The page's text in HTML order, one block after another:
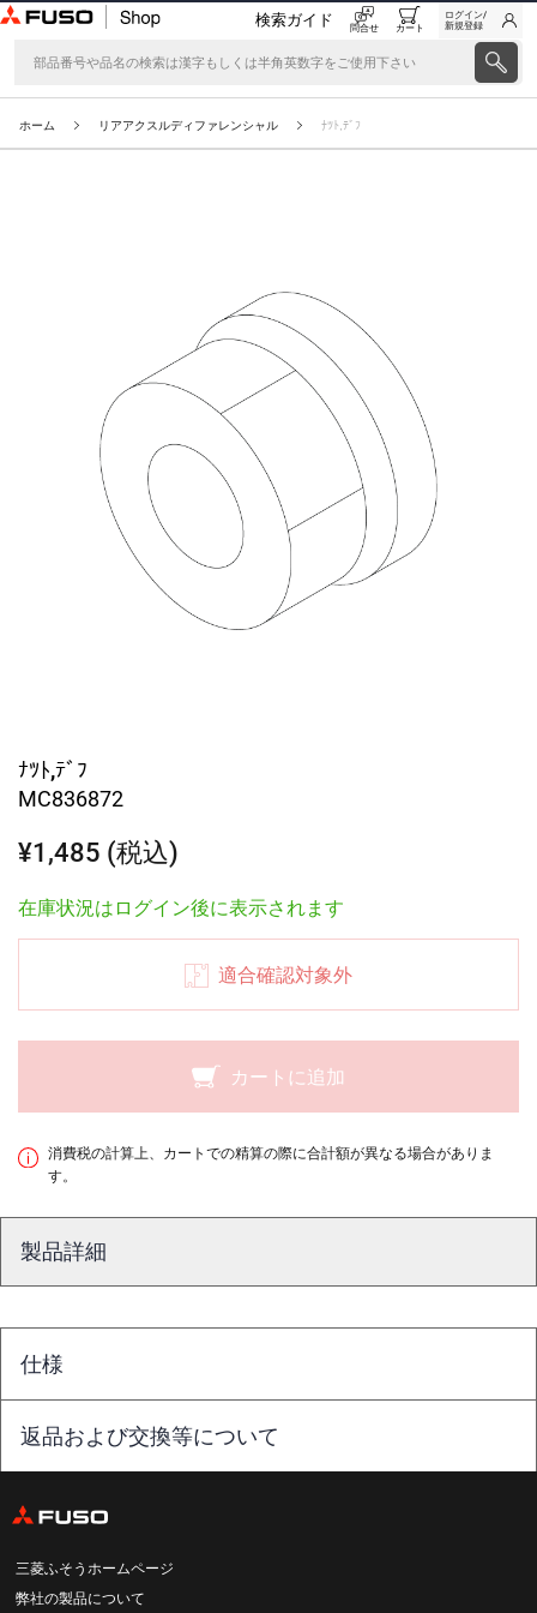
検索ガイド 問合せ カート
ログイン/
新規登録
ホーム リアアクスルディファレンシャル ﾅﾂﾄ,ﾃﾞﾌ
ﾅﾂﾄ,ﾃﾞﾌ
MC836872
¥1,485 (税込)
在庫状況はログイン後に表示されます
適合確認対象外
カートに追加
消費税の計算上、カートでの精算の際に合計額が異なる場合がありま
す。
製品詳細
仕様
返品および交換等について
三菱ふそうホームページ
弊社の製品について